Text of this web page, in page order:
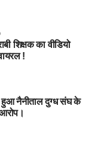
शिक्षक का वीडियो
!
हुआ नैनीताल दुग्ध संघ के